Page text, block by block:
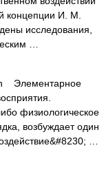
концепции И. М.
исследования,
…
Элементарное
физиологическое
возбуждает один
…